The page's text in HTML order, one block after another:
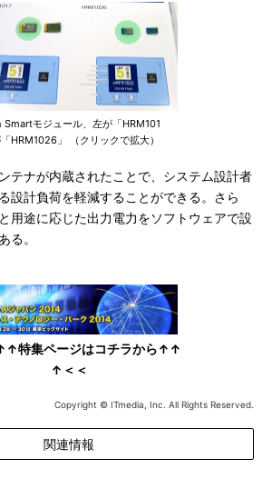
モジュール、左が「HRM101
HRM1026」 （クリックで拡大）
テナが内蔵されたことで、システム設計者
設計負荷を軽減することができる。さら
用途に応じた出力電力をソフトウェアで設
る。
特集ページはコチラから↑↑
↑＜＜
Copyright © ITmedia, Inc. All Rights Reserved.
関連情報